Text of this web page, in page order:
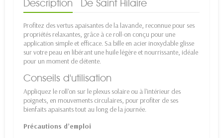
Description De Saint Hilaire
Profitez des vertus apaisantes de la lavande, reconnue pour ses
propriétés relaxantes, grâce à ce roll-on conçu pour une
application simple et efficace. Sa bille en acier inoxydable glisse
sur votre peau en libérant une huile légère et nourrissante, idéale
pour un moment de détente.
Conseils d'utilisation
Appliquez le roll'on sur le plexus solaire ou à l'intérieur des
poignets, en mouvements circulaires, pour profiter de ses
bienfaits apaisants tout au long de la journée.
Précautions d’emploi